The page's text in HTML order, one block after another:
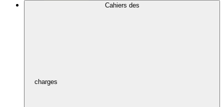
Cahiers des
charges